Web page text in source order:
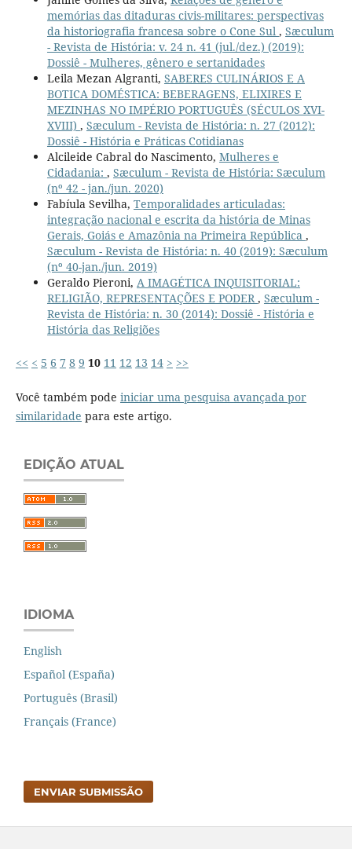
memórias das ditaduras civis-militares: perspectivas
da historiografia francesa sobre o Cone Sul , Sæculum
- Revista de História: v. 24 n. 41 (jul./dez.) (2019):
Dossiê - Mulheres, gênero e sertanidades
Leila Mezan Algranti, SABERES CULINÁRIOS E A
BOTICA DOMÉSTICA: BEBERAGENS, ELIXIRES E
MEZINHAS NO IMPÉRIO PORTUGUÊS (SÉCULOS XVI-
XVIII) , Sæculum - Revista de História: n. 27 (2012):
Dossiê - História e Práticas Cotidianas
Alcileide Cabral do Nascimento, Mulheres e
Cidadania: , Sæculum - Revista de História: Sæculum
(nº 42 - jan./jun. 2020)
Fabíula Sevilha, Temporalidades articuladas:
integração nacional e escrita da história de Minas
Gerais, Goiás e Amazônia na Primeira República ,
Sæculum - Revista de História: n. 40 (2019): Sæculum
(nº 40-jan./jun. 2019)
Geraldo Pieroni, A IMAGÉTICA INQUISITORIAL:
RELIGIÃO, REPRESENTAÇÕES E PODER , Sæculum -
Revista de História: n. 30 (2014): Dossiê - História e
História das Religiões
<< < 5 6 7 8 9 10 11 12 13 14 > >>
Você também pode iniciar uma pesquisa avançada por
similaridade para este artigo.
EDIÇÃO ATUAL
IDIOMA
English
Español (España)
Português (Brasil)
Français (France)
ENVIAR SUBMISSÃO